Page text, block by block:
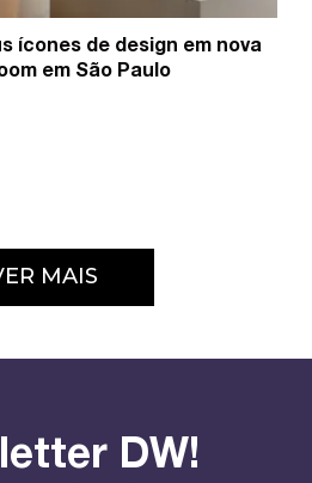
ícones de design em nova
em São Paulo
MAIS
DW!